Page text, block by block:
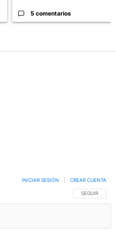
5 comentarios
SIGA ESTA
SEGUIR
INICIAR SESIÓN CREAR CUENTA